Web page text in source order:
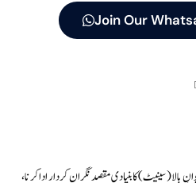
Join Our
بالا (سینیٹ) کا بنیادی مقصد نگران کردار ادا کرنا،